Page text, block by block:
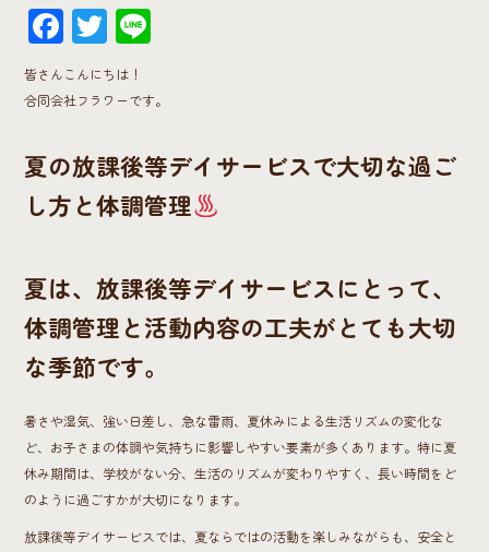
F
ac
e
o
ok
T
wi
tt
皆さんこんにちは！
合同会社フラワーです。
夏の放課後等デイサービスで大切な過ご
し方と体調管理
夏は、放課後等デイサービスにとって、
体調管理と活動内容の工夫がとても大切
な季節です。
暑さや湿気、強い日差し、急な雷雨、夏休みによる生活リズムの変化な
ど、お子さまの体調や気持ちに影響しやすい要素が多くあります。特に夏
休み期間は、学校がない分、生活のリズムが変わりやすく、長い時間をど
のように過ごすかが大切になります。
放課後等デイサービスでは、夏ならではの活動を楽しみながらも、安全と